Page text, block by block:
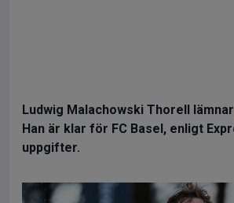
Ludwig Malachowski Thorell lämnar
Han är klar för FC Basel, enligt
uppgifter.